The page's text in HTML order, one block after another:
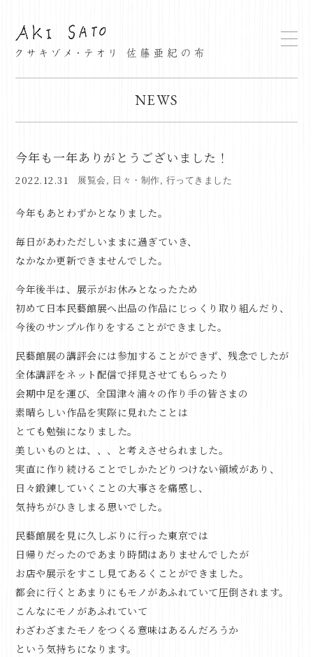
NEWS
今年も一年ありがとうございました！
2022.12.31 展覧会 , 日々・制作, 行ってきました
今年もあとわずかとなりました。
毎日があわただしいままに過ぎていき、
なかなか更新できませんでした。
今年後半は、展示がお休みとなったため
初めて日本民藝館展へ出品の作品にじっくり取り組んだり、
今後のサンプル作りをすることができました。
民藝館展の講評会には参加することができず、残念でしたが
全体講評をネット配信で拝見させてもらったり
会期中足を運び、全国津々浦々の作り手の皆さまの
素晴らしい作品を実際に見れたことは
とても勉強になりました。
美しいものとは、、、と考えさせられました。
実直に作り続けることでしかたどりつけない領域があり、
日々鍛錬していくことの大事さを痛感し、
気持ちがひきしまる思いでした。
民藝館展を見に久しぶりに行った東京では
日帰りだったのであまり時間はありませんでしたが
お店や展示をすこし見てあるくことができました。
都会に行くとあまりにもモノがあふれていて圧倒されます。
こんなにモノがあふれていて
わざわざまたモノをつくる意味はあるんだろうか
という気持ちになります。